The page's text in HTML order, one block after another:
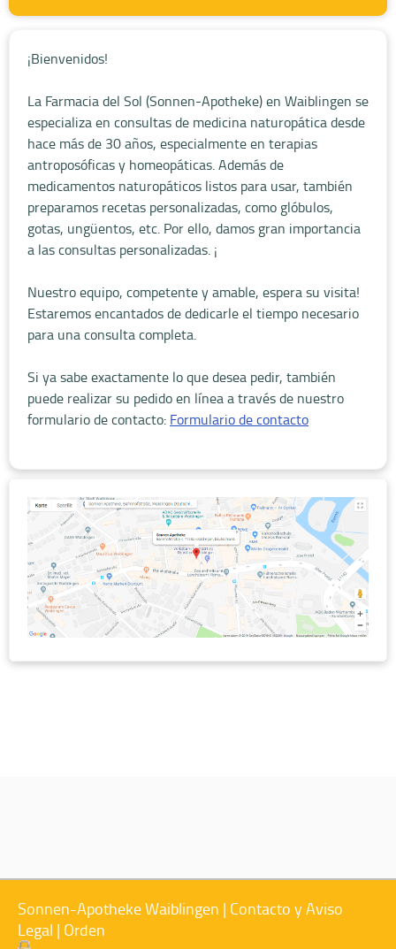
¡Bienvenidos!
La Farmacia del Sol (Sonnen-Apotheke) en Waiblingen se
especializa en consultas de medicina naturopática desde
hace más de 30 años, especialmente en terapias
antroposóficas y homeopáticas. Además de
medicamentos naturopáticos listos para usar, también
preparamos recetas personalizadas, como glóbulos,
gotas, ungüentos, etc. Por ello, damos gran importancia
a las consultas personalizadas. ¡
Nuestro equipo, competente y amable, espera su visita!
Estaremos encantados de dedicarle el tiempo necesario
para una consulta completa.
Si ya sabe exactamente lo que desea pedir, también
puede realizar su pedido en línea a través de nuestro
formulario de contacto: Formulario de contacto
Sonnen-Apotheke Waiblingen | Contacto y Aviso
Legal | Orden